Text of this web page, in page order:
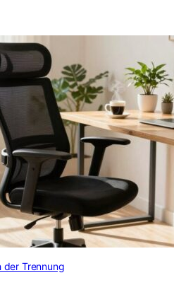
der Trennung